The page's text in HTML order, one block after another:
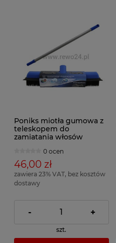
Poniks miotła gumowa z
teleskopem do
zamiatania włosów
0 ocen
46,00 zł
zawiera 23% VAT, bez kosztów
dostawy
- +
szt.